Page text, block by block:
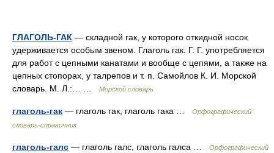
ГЛАГОЛЬ-ГАК — складной гак, у которого откидной носок
удерживается особым звеном. Глаголь гак. Г. Г. употребляется
для работ с цепными канатами и вообще с цепями, а также на
цепных стопорах, у талрепов и т. п. Самойлов К. И. Морской
словарь. М. Л.:… …
Морской словарь
глаголь-гак — глаголь гак, глаголь гака …
Орфографический
словарь-справочник
глаголь-галс — глаголь галс, глаголь галса …
Орфографический